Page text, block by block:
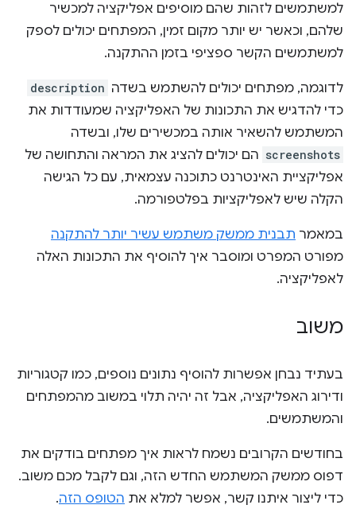
למשתמשים לזהות שהם מוסיפים אפליקציה למכשיר
שלהם, וכאשר יש יותר מקום זמין, המפתחים יכולים לספק
למשתמשים הקשר ספציפי בזמן ההתקנה.
לדוגמה, מפתחים יכולים להשתמש בשדה description
כדי להדגיש את התכונות של האפליקציה שמעודדות את
המשתמש להשאיר אותה במכשירים שלו, ובשדה
screenshots הם יכולים להציג את המראה והתחושה של
אפליקציית האינטרנט כתוכנה עצמאית, עם כל הגישה
הקלה שיש לאפליקציות בפלטפורמה.
במאמר תבנית ממשק משתמש עשיר יותר להתקנה
מפורט המפרט ומוסבר איך להוסיף את התכונות האלה
לאפליקציה.
משוב
בעתיד נבחן אפשרות להוסיף נתונים נוספים, כמו קטגוריות
ודירוג האפליקציה, אבל זה יהיה תלוי במשוב מהמפתחים
והמשתמשים.
בחודשים הקרובים נשמח לראות איך מפתחים בודקים את
דפוס ממשק המשתמש החדש הזה, וגם לקבל מכם משוב.
כדי ליצור איתנו קשר, אפשר למלא את הטופס הזה.